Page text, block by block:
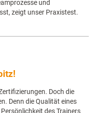
und
zeigt unser Praxistest.
Doch die
Denn die Qualität eines
des Trainers